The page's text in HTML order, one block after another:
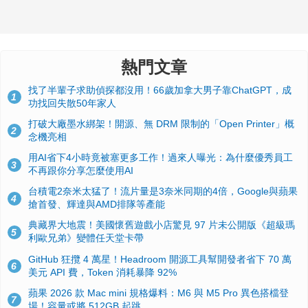
熱門文章
1
找了半輩子求助偵探都沒用！66歲加拿大男子靠ChatGPT，成
功找回失散50年家人
2
打破大廠墨水綁架！開源、無 DRM 限制的「Open Printer」概
念機亮相
3
用AI省下4小時竟被塞更多工作！過來人曝光：為什麼優秀員工
不再跟你分享怎麼使用AI
4
台積電2奈米太猛了！流片量是3奈米同期的4倍，Google與蘋果
搶首發、輝達與AMD排隊等產能
5
典藏界大地震！美國懷舊遊戲小店驚見 97 片未公開版《超級瑪
利歐兄弟》變體任天堂卡帶
6
GitHub 狂攬 4 萬星！Headroom 開源工具幫開發者省下 70 萬
美元 API 費，Token 消耗暴降 92%
7
蘋果 2026 款 Mac mini 規格爆料：M6 與 M5 Pro 異色搭檔登
場！容量或將 512GB 起跳